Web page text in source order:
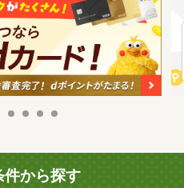
件から探す